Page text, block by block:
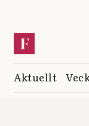
Aktuellt